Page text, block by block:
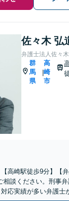
佐々木 弘
弁護士法人佐々
群
馬
県
|
高
崎
市
【高崎駅徒歩9分】【
談ください。刑事弁
応実績が多い弁護士